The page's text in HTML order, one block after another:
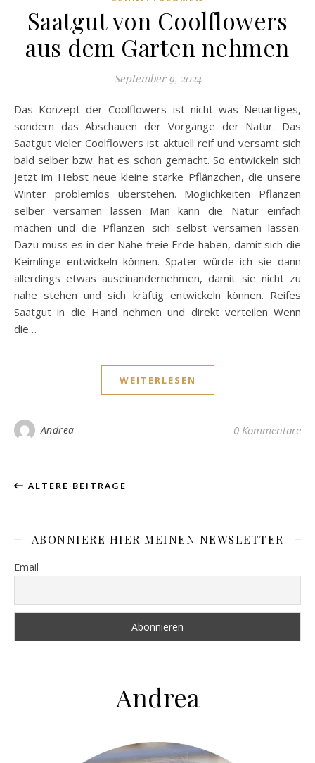
Saatgut von Coolflowers
aus dem Garten nehmen
September 9, 2024
Das Konzept der Coolflowers ist nicht was Neuartiges,
sondern das Abschauen der Vorgänge der Natur. Das
Saatgut vieler Coolflowers ist aktuell reif und versamt sich
bald selber bzw. hat es schon gemacht. So entwickeln sich
jetzt im Hebst neue kleine starke Pflänzchen, die unsere
Winter problemlos überstehen. Möglichkeiten Pflanzen
selber versamen lassen Man kann die Natur einfach
machen und die Pflanzen sich selbst versamen lassen.
Dazu muss es in der Nähe freie Erde haben, damit sich die
Keimlinge entwickeln können. Später würde ich sie dann
allerdings etwas auseinandernehmen, damit sie nicht zu
nahe stehen und sich kräftig entwickeln können. Reifes
Saatgut in die Hand nehmen und direkt verteilen Wenn
die…
WEITERLESEN
Andrea 0 Kommentare
ÄLTERE BEITRÄGE
ABONNIERE HIER MEINEN NEWSLETTER
Email
Andrea